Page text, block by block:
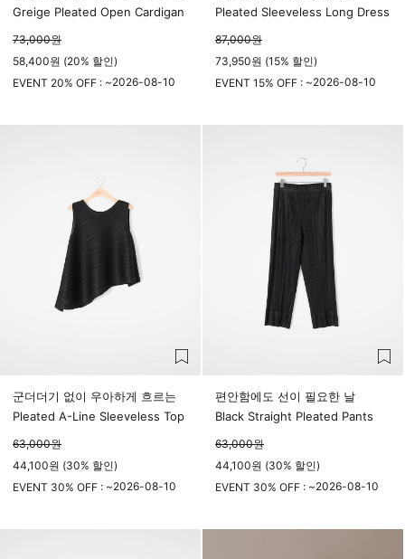
Greige Pleated Open Cardigan
73,000원
58,400원 (20% 할인)
EVENT 20% OFF : ~2026-08-10
Pleated Sleeveless Long Dress
87,000원
73,950원 (15% 할인)
EVENT 15% OFF : ~2026-08-10
군더더기 없이 우아하게 흐르는
Pleated A-Line Sleeveless Top
63,000원
44,100원 (30% 할인)
EVENT 30% OFF : ~2026-08-10
편안함에도 선이 필요한 날
Black Straight Pleated Pants
63,000원
44,100원 (30% 할인)
EVENT 30% OFF : ~2026-08-10